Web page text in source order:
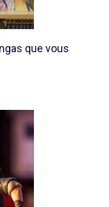
que vous